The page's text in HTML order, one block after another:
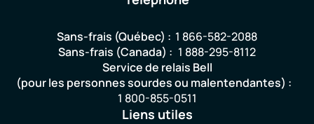
Sans-frais (Québec) : 1 866-582-2088
Sans-frais (Canada) : 1 888-295-8112
Service de relais Bell
(pour les personnes sourdes ou malentendantes) :
1 800-855-0511
Liens utiles